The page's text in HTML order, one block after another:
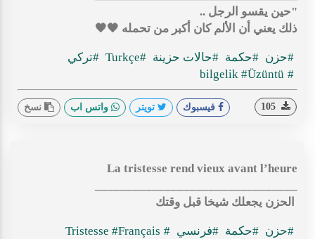
‏"حين يقسو الرجل ..
ذلك يعني أن الألم كان أكبر من تحمله 🖤🖤
#حزن #حكمة #حالات حزينة #Turkçe
#تركي
#bilgelik
#Üzüntü
فيسبوك تويتر واتس اب نسخ
La tristesse rend vieux avant l’heure
الحزن يجعلك شيخا قبل وقتك
#حزن #حكمة #فرنسي #Tristesse
#Français